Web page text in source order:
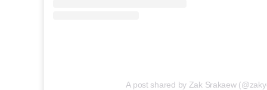
A post shared by Zak Srakaew